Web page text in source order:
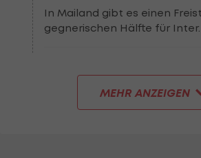
In Mailand gibt es einen
gegnerischen Hälfte für Inter.
MEHR ANZEIGEN